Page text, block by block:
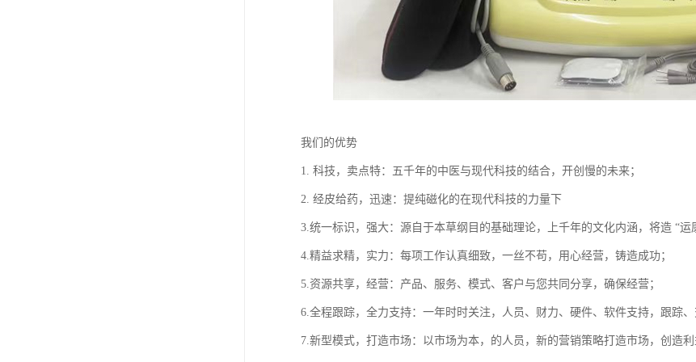
我们的优势
1. 科技，卖点特：五千年的中医与现代科技的结合，开创慢的未来；
2. 经皮给药，迅速：提纯磁化的在现代科技的力量下
3.统一标识，强大：源自于本草纲目的基础理论，上千年的文化内涵，将造 “运
4.精益求精，实力：每项工作认真细致，一丝不苟，用心经营，铸造成功；
5.资源共享，经营：产品、服务、模式、客户与您共同分享，确保经营；
6.全程跟踪，全力支持：一年时时关注，人员、财力、硬件、软件支持，跟踪、
7.新型模式，打造市场：以市场为本，的人员，新的营销策略打造市场，创造